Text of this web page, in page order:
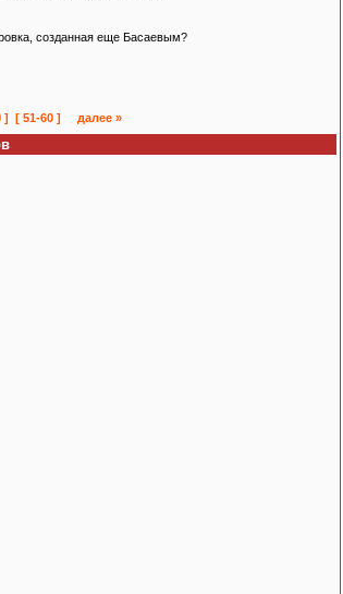
созданная еще Басаевым?
] [ 51-60 ] далее »